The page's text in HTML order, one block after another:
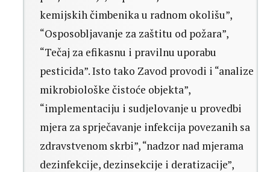
kemijskih čimbenika u radnom okolišu”,
“Osposobljavanje za zaštitu od požara”,
“Tečaj za efikasnu i pravilnu uporabu
pesticida”. Isto tako Zavod provodi i “analize
mikrobiološke čistoće objekta”,
“implementaciju i sudjelovanje u provedbi
mjera za sprječavanje infekcija povezanih sa
zdravstvenom skrbi”, “nadzor nad mjerama
dezinfekcije, dezinsekcije i deratizacije”,